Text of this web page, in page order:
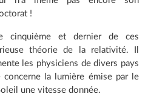
!
cinquième et dernier de ces
théorie de la relativité. Il
les physiciens de divers pays
concerne la lumière émise par le
une vitesse donnée.